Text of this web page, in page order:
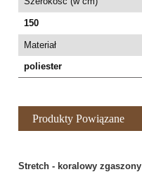
150
Materiał
poliester
Produkty Powiązane
Stretch - koralowy zgaszony